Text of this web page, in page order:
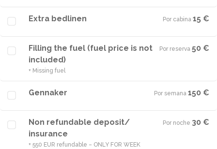
Extra bedlinen Por cabina·15 €
Filling the fuel (fuel price is not
included)
+ Missing fuel
Por reserva·50 €
Gennaker Por semana·150 €
Non refundable deposit/
insurance
+ 550 EUR refundable – ONLY FOR WEEK
Por noche·30 €